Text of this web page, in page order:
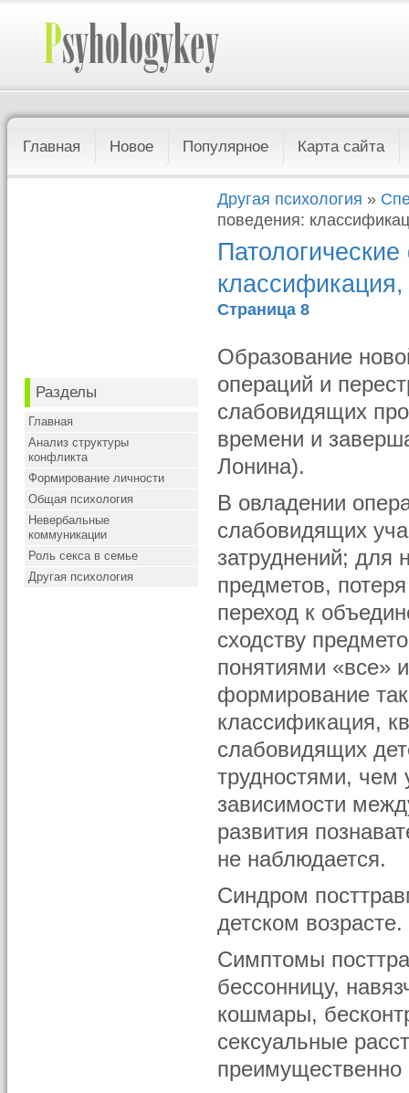
Главная Новое Популярное Карта сайта
Разделы
Главная
Анализ структуры
конфликта
Формирование личности
Общая психология
Невербальные
коммуникации
Роль секса в семье
Другая психология
Другая психология »
поведения:
Страница 8
Образование
операций и
слабовидящих
времени и
Лонина).
В овладении
слабовидящих
затруднений; для
предметов,
переход к
сходству
понятиями «все»
формирование
классификация,
слабовидящих
трудностями,
зависимости
развития
не наблюдается.
Синдром
детском возрасте.
Симптомы
бессонницу,
кошмары,
сексуальные